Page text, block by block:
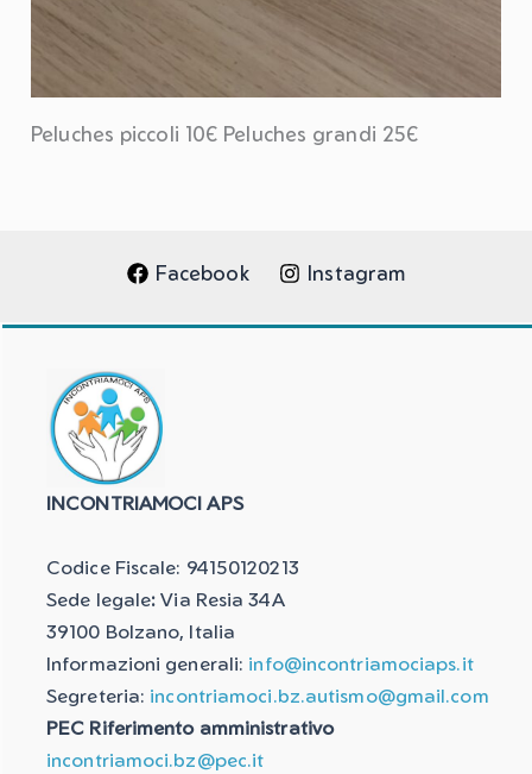
Peluches piccoli 10€ Peluches grandi 25€
Facebook Instagram
INCONTRIAMOCI APS
Codice Fiscale: 94150120213
Sede legale: Via Resia 34A
39100 Bolzano, Italia
Informazioni generali: info@incontriamociaps.it
Segreteria: incontriamoci.bz.autismo@gmail.com
PEC Riferimento amministrativo
incontriamoci.bz@pec.it